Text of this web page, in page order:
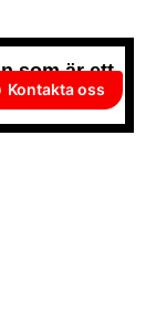
som är ett
ämne.